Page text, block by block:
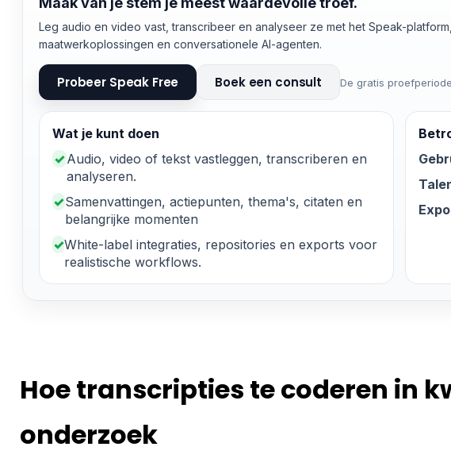
Leg audio en video vast, transcribeer en analyseer ze met het Speak-
maatwerkoplossingen en conversationele AI-agenten.
Probeer Speak Free Boek een consult De gratis
Wat je kunt doen
✓Audio, video of tekst vastleggen, transcriberen en
analyseren.
✓Samenvattingen, actiepunten, thema's, citaten en
belangrijke momenten
✓White-label integraties, repositories en exports voor
realistische workflows.
Hoe transcripties te coderen in
onderzoek